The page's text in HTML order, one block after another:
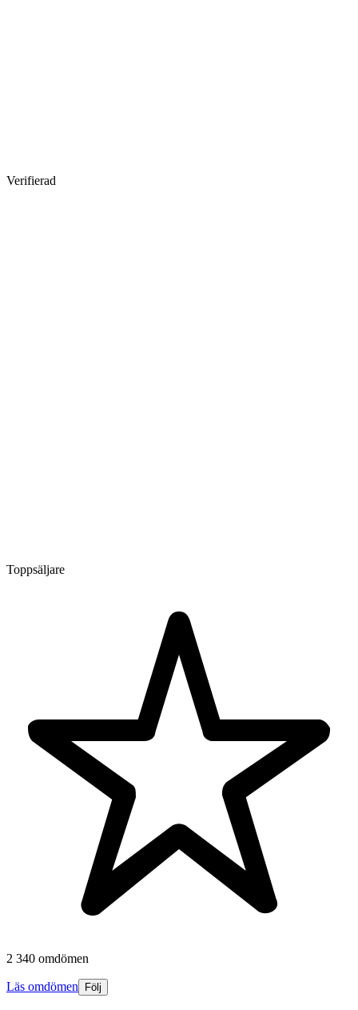
Verifierad
Toppsäljare
2 340 omdömen
Läs omdömen Följ